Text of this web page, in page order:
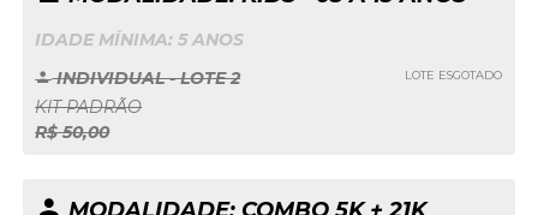
IDADE MÍNIMA: 5 ANOS
INDIVIDUAL - LOTE 2
LOTE ESGOTADO
KIT PADRÃO
R$ 50,00